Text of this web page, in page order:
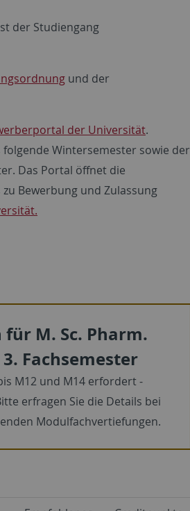
der Studiengang
und der
der Universität.
Wintersemester sowie der
Das Portal öffnet die
Bewerbung und Zulassung
M. Sc. Pharm.
Fachsemester
M12 und M14 erfordert -
erfragen Sie die Details bei
Modulfachvertiefungen.